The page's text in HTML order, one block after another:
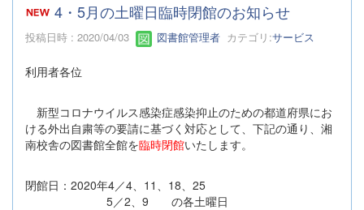
4・5月の土曜日臨時閉館のお知らせ
投稿日時 : 2020/04/03 図書館管理者 カテゴリ:サービス
利用者各位
新型コロナウイルス感染症感染抑止のための都道府県にお
ける外出自粛等の要請に基づく対応として、下記の通り、湘
南校舎の図書館全館を臨時閉館いたします。
閉館日：2020年4／4、11、18、25
5／2、9 の各土曜日